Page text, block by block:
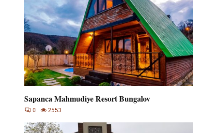
Sapanca Mahmudiye Resort Bungalov
0 2553